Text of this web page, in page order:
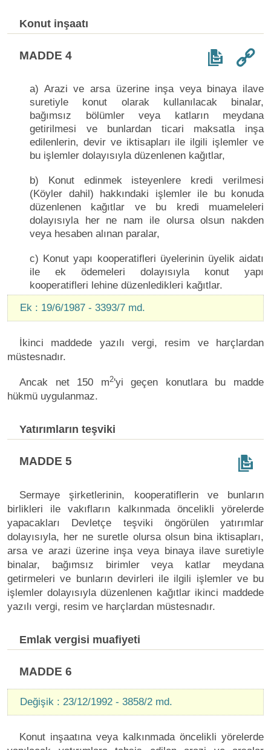
Konut inşaatı
MADDE 4
a) Arazi ve arsa üzerine inşa veya binaya ilave
suretiyle konut olarak kullanılacak binalar,
bağımsız bölümler veya katların meydana
getirilmesi ve bunlardan ticari maksatla inşa
edilenlerin, devir ve iktisapları ile ilgili işlemler ve
bu işlemler dolayısıyla düzenlenen kağıtlar,
b) Konut edinmek isteyenlere kredi verilmesi
(Köyler dahil) hakkındaki işlemler ile bu konuda
düzenlenen kağıtlar ve bu kredi muameleleri
dolayısıyla her ne nam ile olursa olsun nakden
veya hesaben alınan paralar,
c) Konut yapı kooperatifleri üyelerinin üyelik aidatı
ile ek ödemeleri dolayısıyla konut yapı
kooperatifleri lehine düzenledikleri kağıtlar.
Ek : 19/6/1987 - 3393/7 md.
İkinci maddede yazılı vergi, resim ve harçlardan
müstesnadır.
Ancak net 150 m2'yi geçen konutlara bu madde
hükmü uygulanmaz.
Yatırımların teşviki
MADDE 5
Sermaye şirketlerinin, kooperatiflerin ve bunların
birlikleri ile vakıfların kalkınmada öncelikli yörelerde
yapacakları Devletçe teşviki öngörülen yatırımlar
dolayısıyla, her ne suretle olursa olsun bina iktisapları,
arsa ve arazi üzerine inşa veya binaya ilave suretiyle
binalar, bağımsız birimler veya katlar meydana
getirmeleri ve bunların devirleri ile ilgili işlemler ve bu
işlemler dolayısıyla düzenlenen kağıtlar ikinci maddede
yazılı vergi, resim ve harçlardan müstesnadır.
Emlak vergisi muafiyeti
MADDE 6
Değişik : 23/12/1992 - 3858/2 md.
Konut inşaatına veya kalkınmada öncelikli yörelerde